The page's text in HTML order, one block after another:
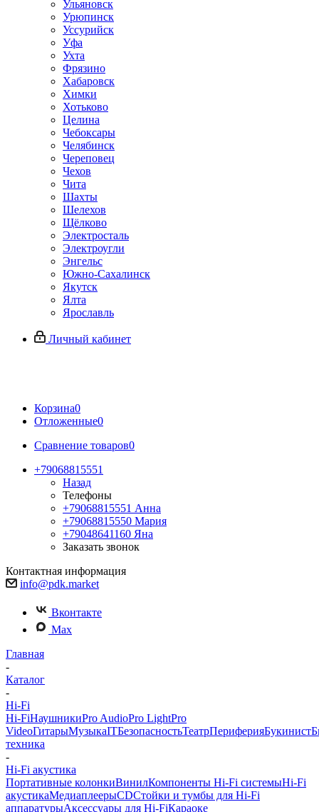
Ульяновск
Урюпинск
Уссурийск
Уфа
Ухта
Фрязино
Хабаровск
Химки
Хотьково
Целина
Чебоксары
Челябинск
Череповец
Чехов
Чита
Шахты
Шелехов
Щёлково
Электросталь
Электроугли
Энгельс
Южно-Сахалинск
Якутск
Ялта
Ярославль
Личный кабинет
Корзина0
Отложенные0
Сравнение товаров0
+79068815551
Назад
Телефоны
+79068815551 Анна
+79068815550 Мария
+79048641160 Яна
Заказать звонок
Контактная информация
info@pdk.market
Вконтакте
Max
Главная
-
Каталог
-
Hi-Fi
Hi-FiНаушникиPro AudioPro LightPro
VideoГитарыМузыкаITБезопасностьТеатрПериферияБукинист
техника
-
Hi-Fi акустика
Портативные колонкиВинилКомпоненты Hi-Fi системыHi-Fi
акустикаМедиаплеерыCDСтойки и тумбы для Hi-Fi
аппаратурыАксессуары для Hi-FiКараоке